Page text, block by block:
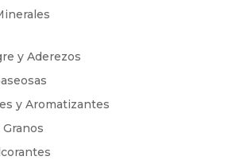
y Aderezos
y Aromatizantes